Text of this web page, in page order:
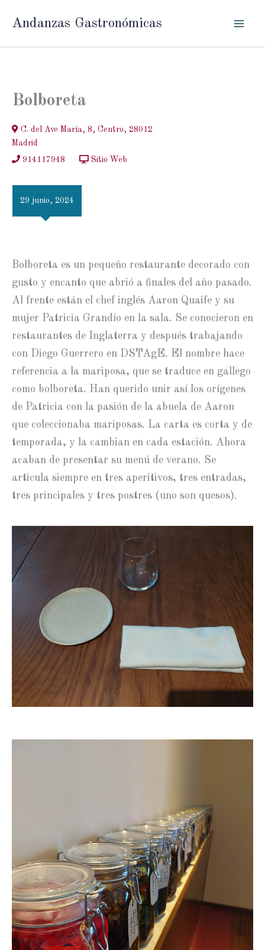
Andanzas Gastronómicas
Bolboreta
C. del Ave María, 8, Centro, 28012
Madrid
914117948
Sitio Web
29 junio, 2024
Bolboreta es un pequeño restaurante decorado con
gusto y encanto que abrió a finales del año pasado.
Al frente están el chef inglés Aaron Quaife y su
mujer Patricia Grandío en la sala. Se conocieron en
restaurantes de Inglaterra y después trabajando
con Diego Guerrero en DSTAgE. El nombre hace
referencia a la mariposa, que se traduce en gallego
como bolboreta. Han querido unir así los orígenes
de Patricia con la pasión de la abuela de Aaron
que coleccionaba mariposas. La carta es corta y de
temporada, y la cambian en cada estación. Ahora
acaban de presentar su menú de verano. Se
articula siempre en tres aperitivos, tres entradas,
tres principales y tres postres (uno son quesos).